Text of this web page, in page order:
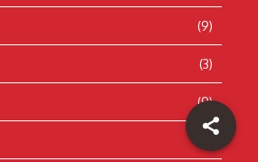
(9)
(3)
(9)